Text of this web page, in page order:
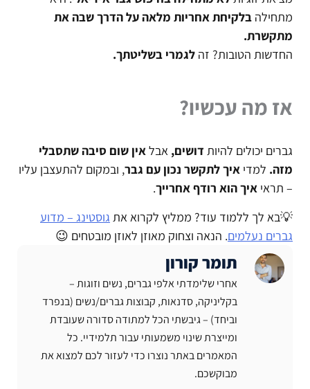
מתחילה בלקיחת אחריות מלאה על הדרך שבה את
מתקשרת.
החדשות הטובות? זה לגמרי בשליטתך.
אז מה עכשיו?
גברים יכולים להיות דושים, אבלאין שום סיבה שתסבלי
מזה. למדי איך לתקשר נכון עם גבר, ובמקום להתעצבן עליו
– תראי איך הוא רודף אחרייך.
💡בא לך ללמוד עוד? ממליץ לקרוא את גוסטינג – מדוע
גברים נעלמים. הנאה וצחוק מאוזן לאוזן מובטחים 😉
תומר קורון
אחרי שלימדתי אלפי גברים, נשים וזוגות –
בקליניקה, סדנאות, קבוצות גברים/נשים (בנפרד
וביחד) – גיבשתי הכל למתודה סדורה שעובדת
ומייצרת שינוי משמעותי עבור תלמידיי. כל
המאמרים באתר נוצרו כדי לעזור לכם למצוא את
מבוקשכם.